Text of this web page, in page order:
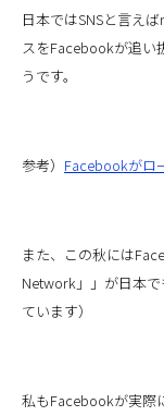
日本ではSNSと言え
スをFacebookが追い
うです。
参考） Facebookがロ
また、この秋には
Network」」が日本
ています）
私もFacebookが実際